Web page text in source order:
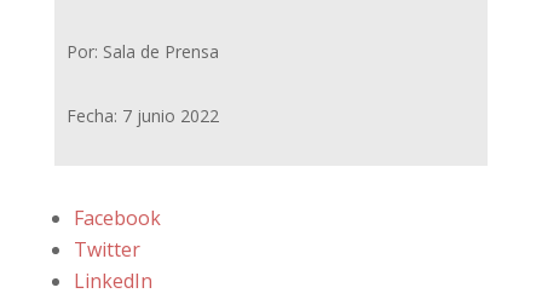
Por: Sala de Prensa
Fecha: 7 junio 2022
Facebook
Twitter
LinkedIn